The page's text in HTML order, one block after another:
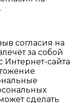
согласия на
за собой
сайта
сделать